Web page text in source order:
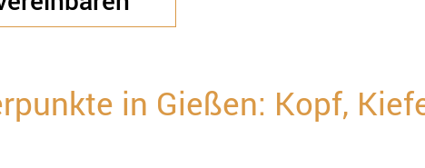
in Gießen: Kopf,